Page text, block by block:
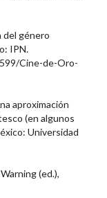
del género
IPN.
Cine-de-Oro-
aproximación
(en algunos
Universidad
(ed.),